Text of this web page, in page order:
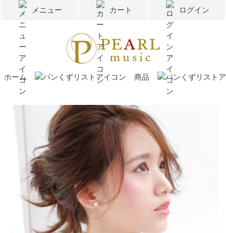
メニュー カート ログイン
ホーム 商品